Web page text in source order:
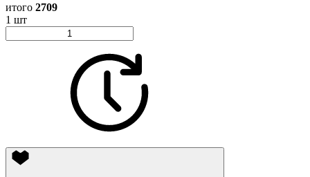
итого 2709
1 шт